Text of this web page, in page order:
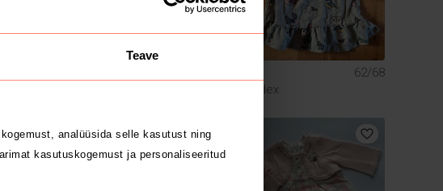
Teave
analüüsida selle kasutust ning
kasutuskogemust ja personaliseeritud
62/68
Lindex